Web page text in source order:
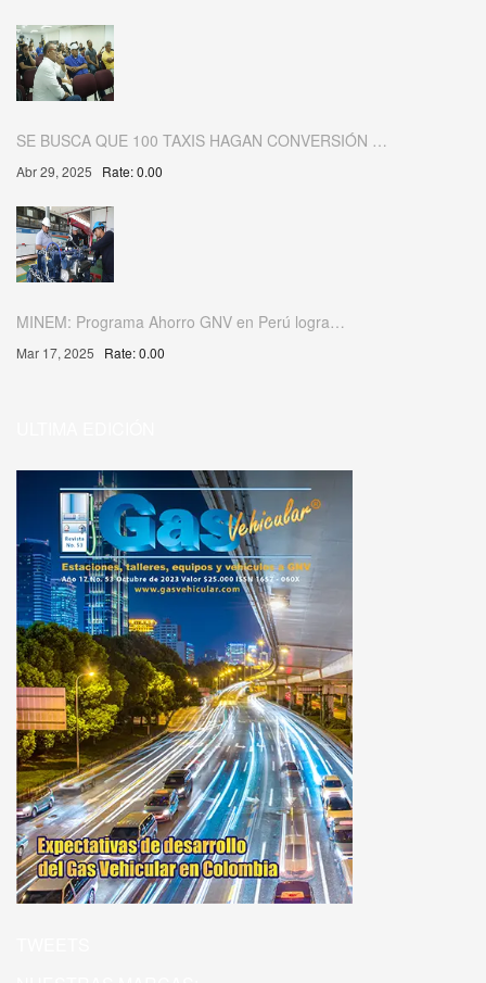
SE BUSCA QUE 100 TAXIS HAGAN CONVERSIÓN …
Abr 29, 2025 Rate: 0.00
MINEM: Programa Ahorro GNV en Perú logra…
Mar 17, 2025 Rate: 0.00